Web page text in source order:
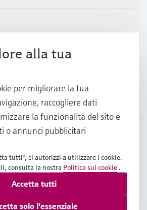
Group Services AG
Privacy Policy
alla tua
per migliorare la tua
raccogliere dati
la funzionalità del sito e
o annunci pubblicitari
tutti", ci autorizzi a utilizzare i cookie.
consulta la nostra Politica sui cookie .
solo l'essenziale
Accetta tutti